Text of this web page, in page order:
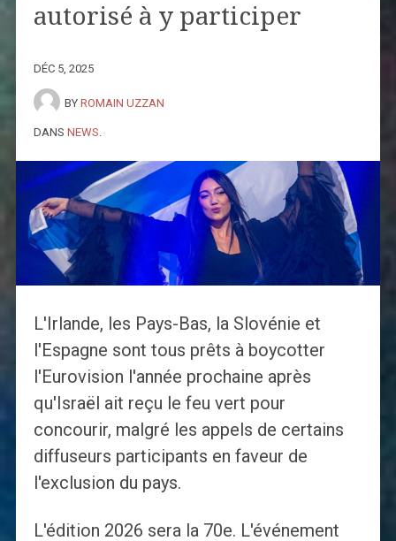
autorisé à y participer
DÉC 5, 2025
BY ROMAIN UZZAN
DANS NEWS
L'Irlande, les Pays-Bas, la Slovénie et
l'Espagne sont tous prêts à boycotter
l'Eurovision l'année prochaine après
qu'Israël ait reçu le feu vert pour
concourir, malgré les appels de certains
diffuseurs participants en faveur de
l'exclusion du pays.
L'édition 2026 sera la 70e. L'événement